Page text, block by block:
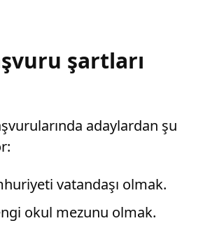
şartları
adaylardan şu
vatandaşı olmak.
okul mezunu olmak.